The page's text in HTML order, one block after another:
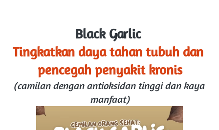
Black Garlic
Tingkatkan daya tahan tubuh dan
pencegah penyakit kronis
(camilan dengan antioksidan tinggi dan kaya
manfaat)